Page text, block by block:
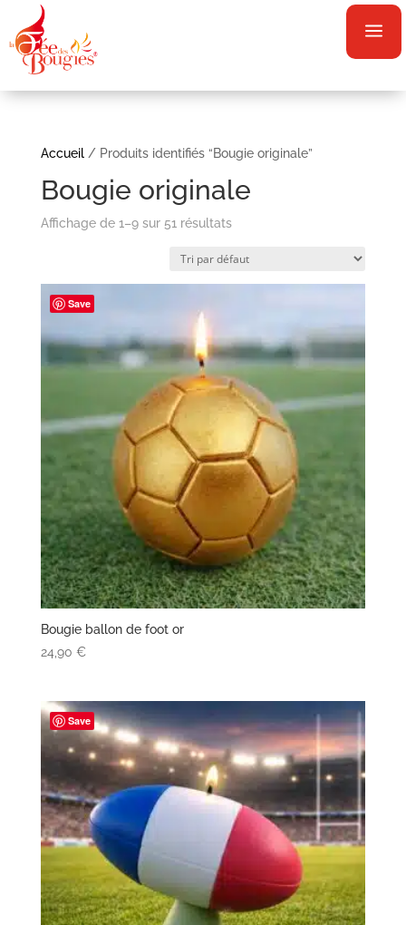
a
Accueil/ Produits identifiés “Bougie originale”
Bougie originale
Affichage de 1–9 sur 51 résultats
Save
Bougie ballon de foot or
24,90 €
Save